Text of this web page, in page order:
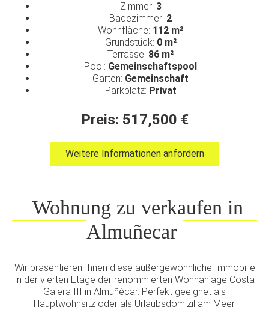
Zimmer: 3
Badezimmer: 2
Wohnfläche: 112 m²
Grundstück: 0 m²
Terrasse: 86 m²
Pool: Gemeinschaftspool
Garten: Gemeinschaft
Parkplatz: Privat
Preis: 517,500 €
Weitere Informationen anfordern
Wohnung zu verkaufen in
Almuñecar
Wir präsentieren Ihnen diese außergewöhnliche Immobilie
in der vierten Etage der renommierten Wohnanlage Costa
Galera III in Almuñécar. Perfekt geeignet als
Hauptwohnsitz oder als Urlaubsdomizil am Meer.